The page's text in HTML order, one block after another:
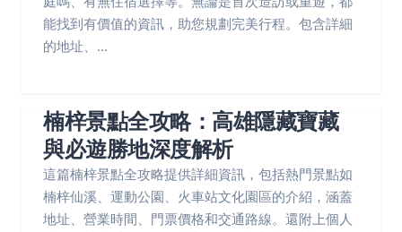
能找到有價值的資訊，助您規劃完美行程。包含詳細
的地址、...
楠梓景點全攻略：高雄隱藏寶藏
與必遊勝地深度解析
這篇楠梓景點全攻略提供詳細資訊，包括熱門景點如
楠梓仙溪、運動公園、火車站文化園區的介紹，涵蓋
地址、營業時間、門票價格和交通路線。還附上個人